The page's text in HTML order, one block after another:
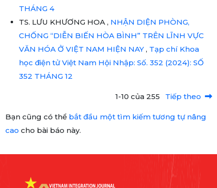
THÁNG 4
TS. LƯU KHƯƠNG HOA , NHẬN DIỆN PHÒNG,
CHỐNG “DIỄN BIẾN HÒA BÌNH” TRÊN LĨNH VỰC
VĂN HÓA Ở VIỆT NAM HIỆN NAY , Tạp chí Khoa
học điện tử Việt Nam Hội Nhập: Số. 352 (2024): SỐ
352 THÁNG 12
1-10 của 255 Tiếp theo
Bạn cũng có thể bắt đầu một tìm kiếm tương tự nâng
cao cho bài báo này.